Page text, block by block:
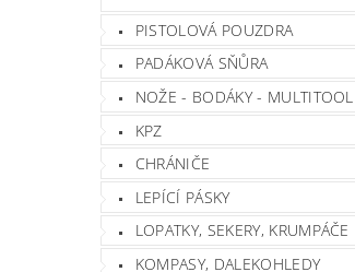
PISTOLOVÁ POUZDRA
PADÁKOVÁ SŇŮRA
NOŽE - BODÁKY - MULTITOOL
KPZ
CHRÁNIČE
LEPÍCÍ PÁSKY
LOPATKY, SEKERY, KRUMPÁČE
KOMPASY, DALEKOHLEDY